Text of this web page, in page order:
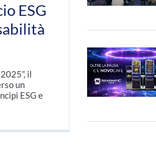
ESG
il
un
ESG e